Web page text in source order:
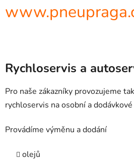
Rychloservis a
Pro naše zákazníky provozujeme
rychloservis na osobní a dodávkové
Provádíme výměnu a dodání
olejů